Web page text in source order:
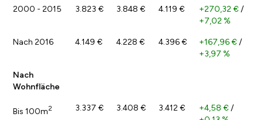
2000 - 2015 3.823 € 3.848 € 4.119 € +270,32 € /
+7,02 %
Nach 2016 4.149 € 4.228 € 4.396 € +167,96 € /
+3,97 %
Nach
Wohnfläche
Bis 100m2 3.337 € 3.408 € 3.412 € +4,58 € /